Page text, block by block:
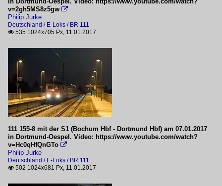
v=2gh5MS8z5gw 
Philip Jurke
Deutschland / E-Loks / BR 111
 535 1024x705 Px, 11.01.2017
111 155-8 mit der S1 (Bochum Hbf - Dortmund Hbf) am 07.01.2017
in Dortmund-Oespel. Video: https://www.youtube.com/watch?
v=Hc0qHfQnGTo 
Philip Jurke
Deutschland / E-Loks / BR 111
 502 1024x681 Px, 11.01.2017